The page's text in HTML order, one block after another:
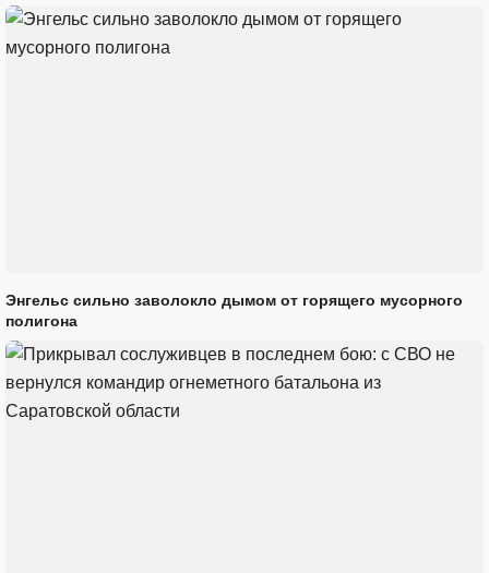
Энгельс сильно заволокло дымом от горящего мусорного
полигона